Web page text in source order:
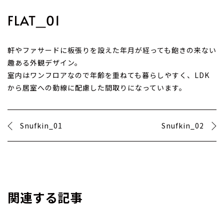
FLAT_01
軒やファサードに板張りを設えた年月が経っても飽きの来ない
趣ある外観デザイン。
室内はワンフロアなので年齢を重ねても暮らしやすく、LDK
から居室への動線に配慮した間取りになっています。
Snufkin_01 Snufkin_02
関連する記事